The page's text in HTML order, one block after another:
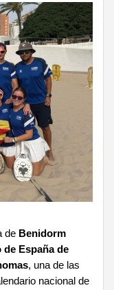
de Benidorm
de España de
, una de las
nacional de